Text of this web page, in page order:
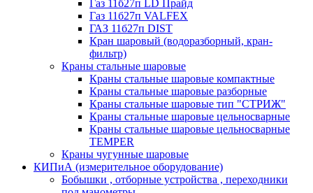
Газ 11б27п LD Прайд
Газ 11б27п VALFEX
ГАЗ 11б27п DIST
Кран шаровый (водоразборный, кран-
фильтр)
Краны стальные шаровые
Краны стальные шаровые компактные
Краны стальные шаровые разборные
Краны стальные шаровые тип "СТРИЖ"
Краны стальные шаровые цельносварные
Краны стальные шаровые цельносварные
TEMPER
Краны чугунные шаровые
КИПиА (измерительное оборудование)
Бобышки , отборные устройства , переходники